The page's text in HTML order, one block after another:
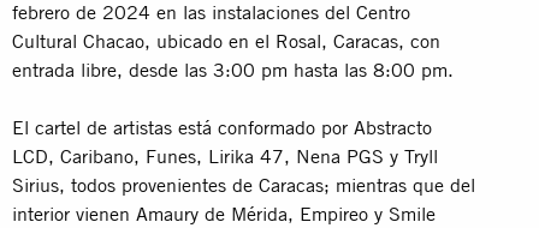
febrero de 2024 en las instalaciones del Centro
Cultural Chacao, ubicado en el Rosal, Caracas, con
entrada libre, desde las 3:00 pm hasta las 8:00 pm.
El cartel de artistas está conformado por Abstracto
LCD, Caribano, Funes, Lirika 47, Nena PGS y Tryll
Sirius, todos provenientes de Caracas; mientras que del
interior vienen Amaury de Mérida, Empireo y Smile